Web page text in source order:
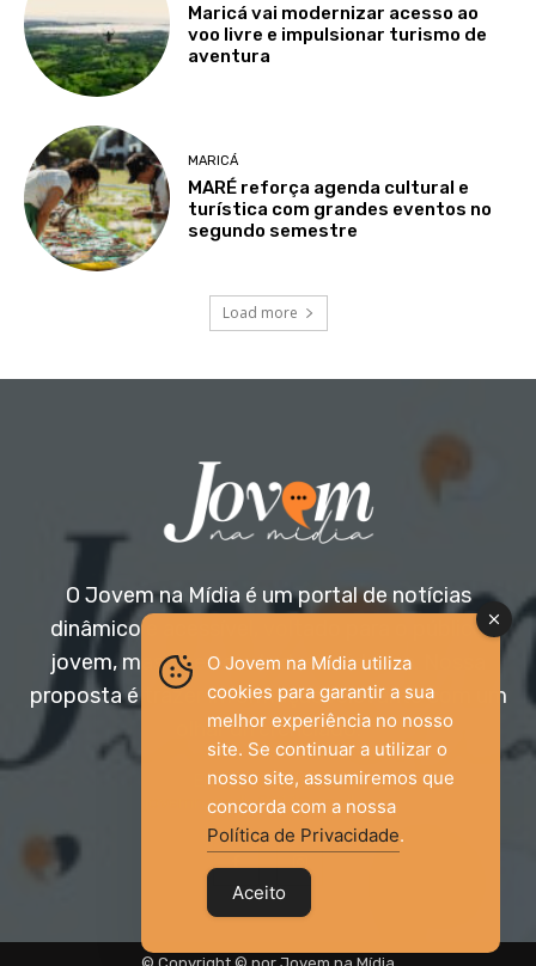
Maricá vai modernizar acesso ao
voo livre e impulsionar turismo de
aventura
MARICÁ
MARÉ reforça agenda cultural e
turística com grandes eventos no
segundo semestre
Load more
O Jovem na Mídia é um portal de notícias
dinâmico e acessível, voltado para o público
jovem, mas aberto a todas as idades. Nossa
proposta é trazer informação relevante com um
olhar diferenciado.
Entre em contato:
jovemnamidia2017@gmail.com
O Jovem na Mídia utiliza
cookies para garantir a sua
melhor experiência no nosso
site. Se continuar a utilizar o
nosso site, assumiremos que
concorda com a nossa
Política de Privacidade.
Aceito